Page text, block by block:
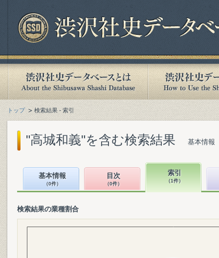
トップ 検索結果 - 索引
"高城和義"を含む検索結果 基本情報
基本情報
（0件）
目次
（0件）
索引
（1件）
検索結果の業種割合